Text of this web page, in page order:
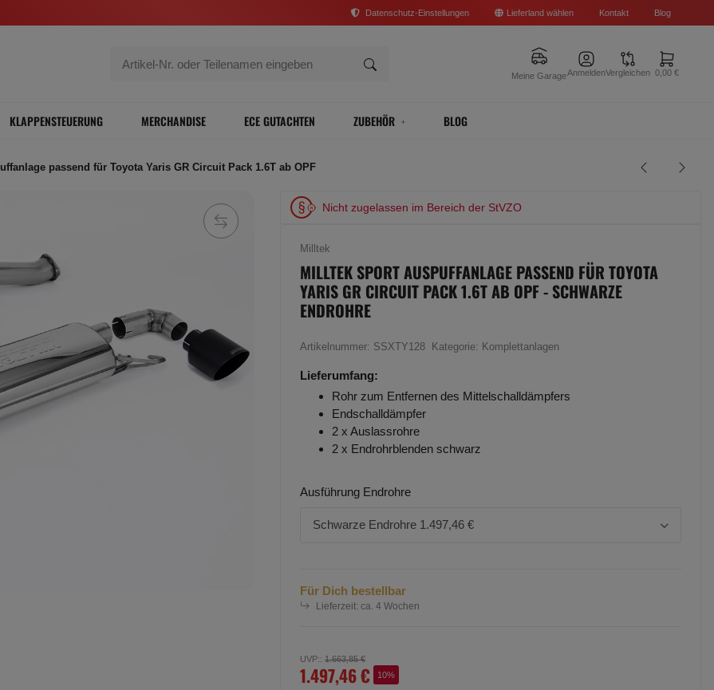
Datenschutz-Einstellungen Lieferland wählen Kontakt Blog
Meine GarageAnmeldenVergleichen 0,00 €
KLAPPENSTEUERUNG MERCHANDISE ECE GUTACHTEN ZUBEHÖR BLOG
passend für Toyota Yaris GR Circuit Pack 1.6T ab OPF
Nicht zugelassen im Bereich der StVZO
Milltek
MILLTEK SPORT AUSPUFFANLAGE PASSEND FÜR TOYOTA
YARIS GR CIRCUIT PACK 1.6T AB OPF - SCHWARZE
ENDROHRE
Artikelnummer: SSXTY128 Kategorie: Komplettanlagen
Lieferumfang:
Rohr zum Entfernen des Mittelschalldämpfers
Endschalldämpfer
2 x Auslassrohre
2 x Endrohrblenden schwarz
Ausführung Endrohre
Schwarze Endrohre 1.497,46 €
Für Dich bestellbar
Lieferzeit: ca. 4 Wochen
UVP:: 1.663,85 €
1.497,46 € 10%